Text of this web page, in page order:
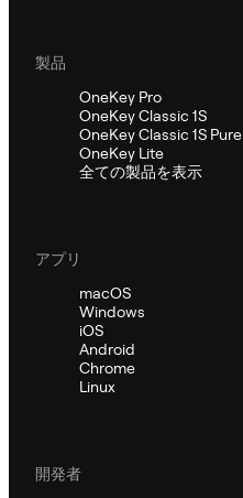
製品
OneKey Pro
OneKey Classic 1S
OneKey Classic 1S Pure
OneKey Lite
全ての製品を表示
アプリ
macOS
Windows
iOS
Android
Chrome
Linux
開発者